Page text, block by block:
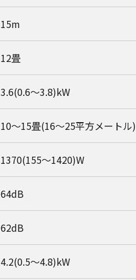
15m
12畳
3.6(0.6～3.8)kW
10～15畳(16～25平方メートル)
1370(155～1420)W
64dB
62dB
4.2(0.5～4.8)kW